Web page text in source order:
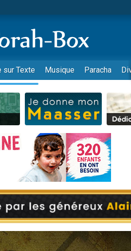
Diane, 80 ans, dans un appartement
sur Zoom
sur Zoom
Rivka, 6 enfants, victime de
1 Journée de Vacances Pour les Enfants
sur Texte Musique Paracha